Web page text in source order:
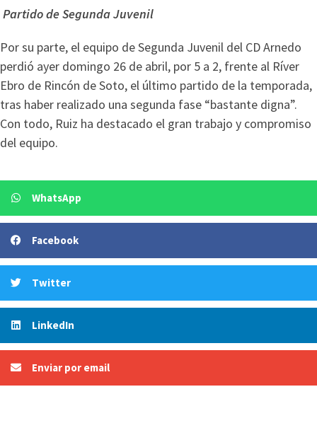
Partido de Segunda Juvenil
Por su parte, el equipo de Segunda Juvenil del CD Arnedo
perdió ayer domingo 26 de abril, por 5 a 2, frente al Ríver
Ebro de Rincón de Soto, el último partido de la temporada,
tras haber realizado una segunda fase “bastante digna”.
Con todo, Ruiz ha destacado el gran trabajo y compromiso
del equipo.
WhatsApp
Facebook
Twitter
LinkedIn
Enviar por email